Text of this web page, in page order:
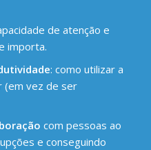
de atenção e
importa.
: como utilizar a
(em vez de ser
com pessoas ao
e conseguindo